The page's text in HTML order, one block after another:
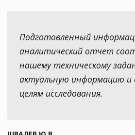
Подготовленный
аналитический отчет
нашему техническому
актуальную информацию
целям исследования.